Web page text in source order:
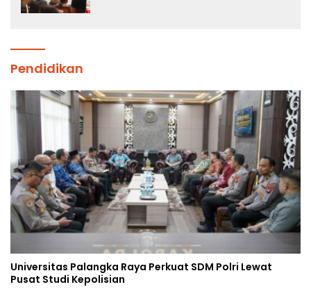
Pendidikan
Universitas Palangka Raya Perkuat SDM Polri Lewat
Pusat Studi Kepolisian